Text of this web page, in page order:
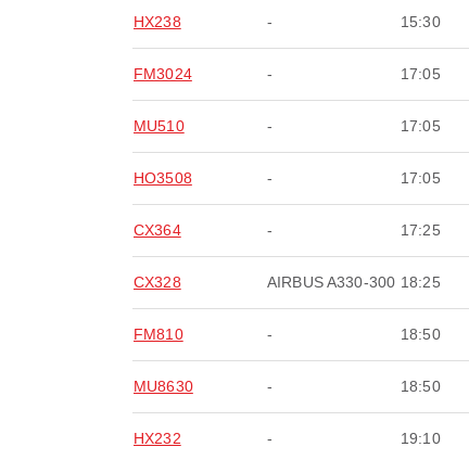
HX238 - 15:30
FM3024 - 17:05
MU510 - 17:05
HO3508 - 17:05
CX364 - 17:25
CX328 AIRBUS A330-300 18:25
FM810 - 18:50
MU8630 - 18:50
HX232 - 19:10